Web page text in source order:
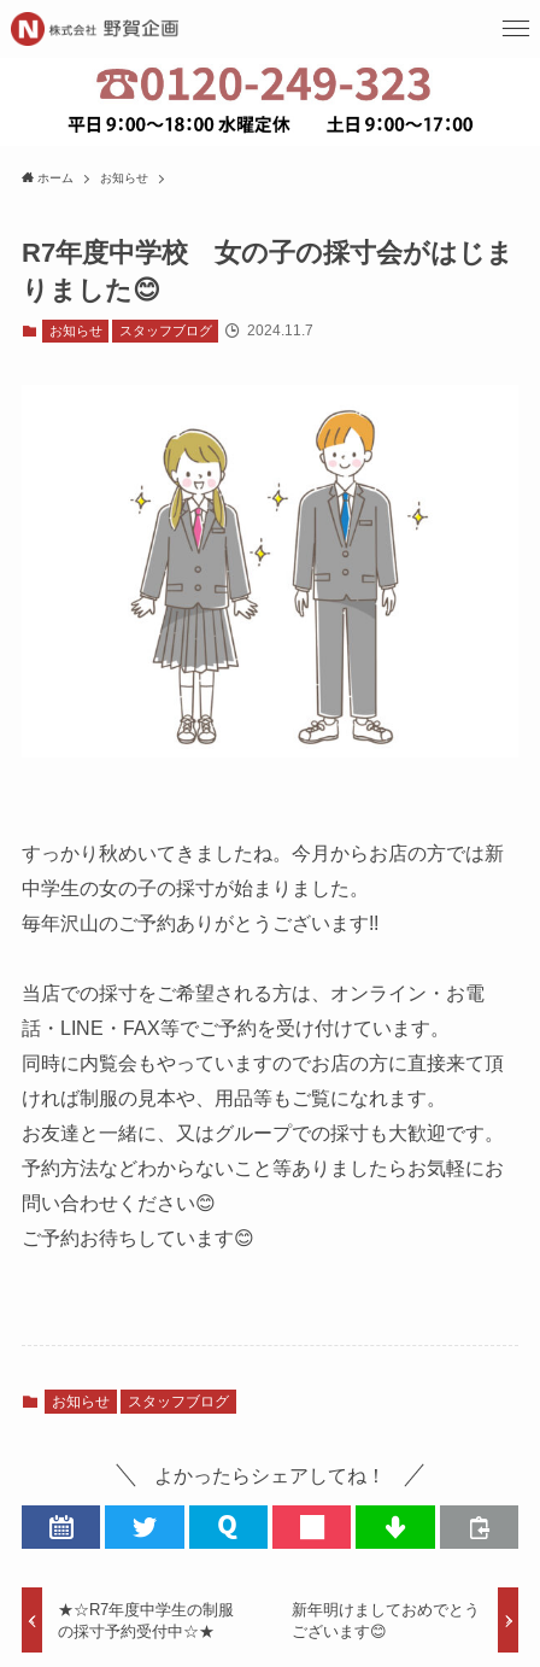
ホーム お知らせ
R7年度中学校 女の子の採寸会がはじま
りました😊
お知らせ スタッフブログ 2024.11.7
すっかり秋めいてきましたね。今月からお店の方では新
中学生の女の子の採寸が始まりました。
毎年沢山のご予約ありがとうございます!!
当店での採寸をご希望される方は、オンライン・お電
話・LINE・FAX等でご予約を受け付けています。
同時に内覧会もやっていますのでお店の方に直接来て頂
ければ制服の見本や、用品等もご覧になれます。
お友達と一緒に、又はグループでの採寸も大歓迎です。
予約方法などわからないこと等ありましたらお気軽にお
問い合わせください😊
ご予約お待ちしています😊
お知らせ スタッフブログ
よかったらシェアしてね！
★☆R7年度中学生の制服
の採寸予約受付中☆★
新年明けましておめでとう
ございます😊